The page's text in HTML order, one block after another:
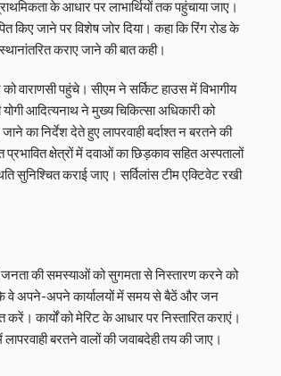
के आधार पर लाभार्थियों तक पहुंचाया जाए।
किए जाने पर विशेष जोर दिया। कहा कि रिंग रोड के
कराए जाने की बात कही।
वाराणसी पहुंचे। सीएम ने सर्किट हाउस में विभागीय
आदित्यनाथ ने मुख्य चिकित्सा अधिकारी को
का निर्देश देते हुए लापरवाही बर्दाश्त न बरतने की
क्षेत्रों में दवाओं का छिड़काव सहित अस्पतालों
सुनिश्चित कराई जाए। सर्विलांस टीम एक्टिवेट रखी
जनता की समस्याओं को सुगमता से निस्तारण करने को
कि वे अपने-अपने कार्यालयों में समय से बैठें और जन
कार्यों को मेरिट के आधार पर निस्तारित कराएं।
बरतने वालों की जवाबदेही तय की जाए।